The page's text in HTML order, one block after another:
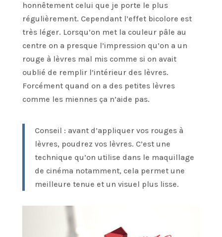
honnêtement celui que je porte le plus
régulièrement. Cependant l’effet bicolore est
très léger. Lorsqu’on met la couleur pâle au
centre on a presque l’impression qu’on a un
rouge à lèvres mal mis comme si on avait
oublié de remplir l’intérieur des lèvres.
Forcément quand on a des petites lèvres
comme les miennes ça n’aide pas.
Conseil : avant d’appliquer vos rouges à
lèvres, poudrez vos lèvres. C’est une
technique qu’on utilise dans le maquillage
de cinéma notamment, cela permet une
meilleure tenue et un visuel plus lisse.